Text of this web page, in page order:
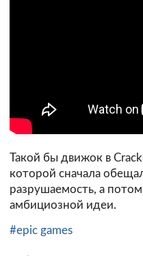
Такой бы движок в
которой сначала
разрушаемость, а потом
амбициозной идеи.
#epic games